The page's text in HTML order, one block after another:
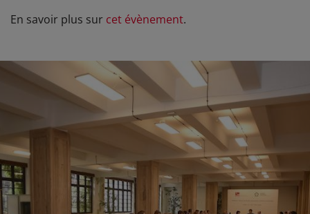
En savoir plus sur cet évènement.